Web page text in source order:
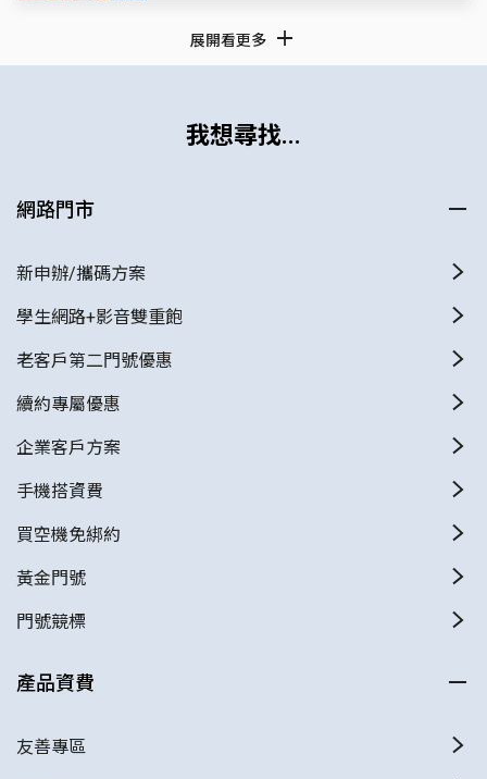
展開看更多
我想尋找...
網路門市
新申辦/攜碼方案
學生網路+影音雙重飽
老客戶第二門號優惠
續約專屬優惠
企業客戶方案
手機搭資費
買空機免綁約
黃金門號
門號競標
產品資費
友善專區